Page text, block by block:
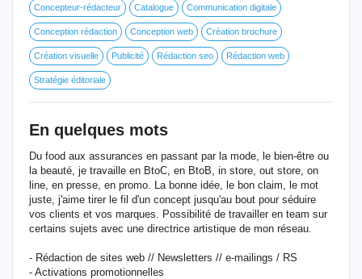
Concepteur-rédacteur Catalogue Communication digitale
Conception rédaction Conception web Création brochure
Création visuelle Publicité Rédaction seo Rédaction web
Stratégie éditoriale
En quelques mots
Du food aux assurances en passant par la mode, le bien-être ou
la beauté, je travaille en BtoC, en BtoB, in store, out store, on
line, en presse, en promo. La bonne idée, le bon claim, le mot
juste, j'aime tirer le fil d'un concept jusqu'au bout pour séduire
vos clients et vos marques. Possibilité de travailler en team sur
certains sujets avec une directrice artistique de mon réseau.
- Rédaction de sites web // Newsletters // e-mailings / RS
- Activations promotionnelles